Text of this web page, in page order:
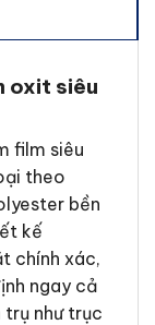
oxit siêu
film siêu
theo
bền
kế
chính xác,
ngay cả
như trục